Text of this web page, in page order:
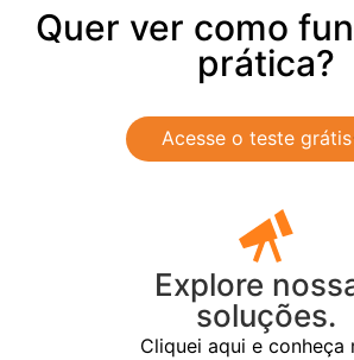
Quer ver como
prática?
Acesse o teste grátis
Explore
soluções.
Cliquei aqui e conheça